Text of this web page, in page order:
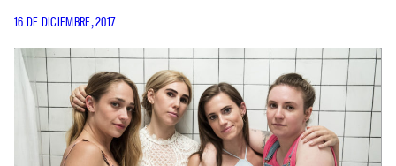
16 DE DICIEMBRE, 2017